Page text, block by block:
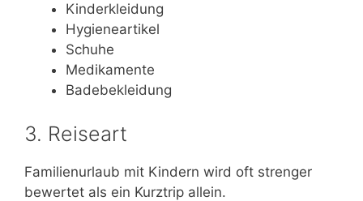
Kinderkleidung
Hygieneartikel
Schuhe
Medikamente
Badebekleidung
3. Reiseart
Familienurlaub mit Kindern wird oft strenger
bewertet als ein Kurztrip allein.